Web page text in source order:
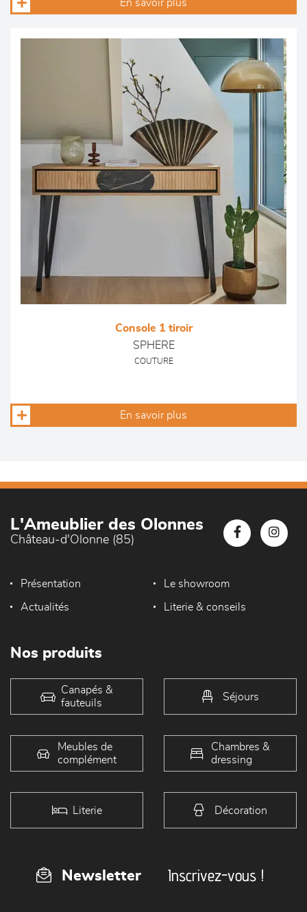
En savoir plus
Console 1 tiroir
SPHERE
COUTURE
En savoir plus
L'Ameublier des Olonnes
Château-d'Olonne (85)
Présentation Le showroom
Actualités Literie & conseils
Nos produits
Canapés &
fauteuils
Séjours
Meubles de
complément
Chambres &
dressing
Literie Décoration
Newsletter Inscrivez-vous !